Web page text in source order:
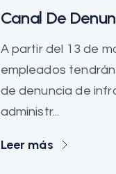
Canal De
A partir del 13 de
empleados
de denuncia de
administr...
Leer más